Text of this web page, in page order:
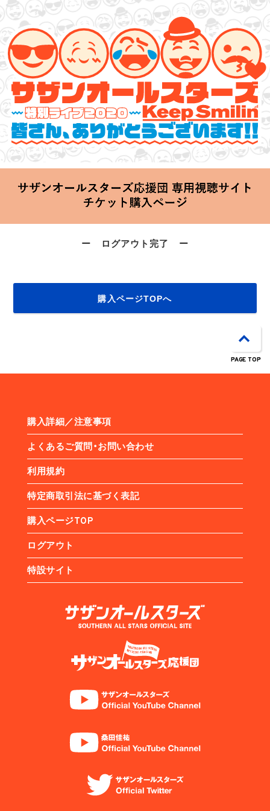
サザンオールスターズ 特別ライブ 2020
「Keep Smilin’～皆さん、ありがとうございます!!～」
2020.06.25 Thu 20:00 Start at 横浜アリーナ
ー ログアウト完了 ー
購入ページTOPへ
購入詳細／注意事項
よくあるご質問・お問い合わせ
利用規約
特定商取引法に基づく表記
購入ページTOP
ログアウト
特設サイト
PAGE TOP